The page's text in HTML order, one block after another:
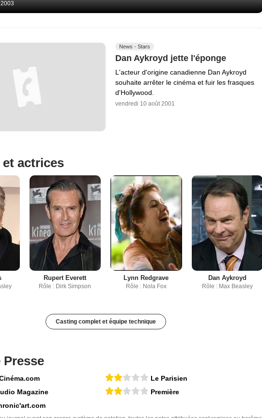
News - Stars
Dan Aykroyd jette l'éponge
L'acteur d'origine canadienne Dan Aykroyd
souhaite arrêter le cinéma et fuir les frasques
d'Hollywood.
vendredi 10 août 2001
actrices
Rupert Everett
Rôle : Dirk Simpson
Lynn Redgrave
Rôle : Nola Fox
Dan Aykroyd
Rôle : Max Beasley
Casting complet et équipe technique
Magazine
Le Parisien
Première